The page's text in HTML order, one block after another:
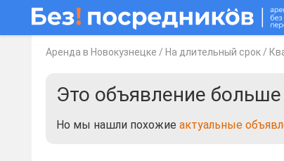
Аренда в Новокузнецке / На длительный срок /
Это объявление больше
Но мы нашли похожие актуальные